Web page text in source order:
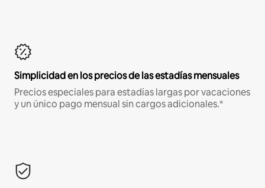
Simplicidad en los precios de las estadías mensuales
Precios especiales para estadías largas por vacaciones
y un único pago mensual sin cargos adicionales.*